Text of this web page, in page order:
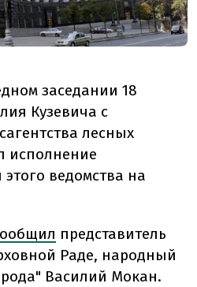
заседании 18
Кузевича с
лесных
исполнение
ведомства на
представитель
Раде, народный
Василий Мокан.